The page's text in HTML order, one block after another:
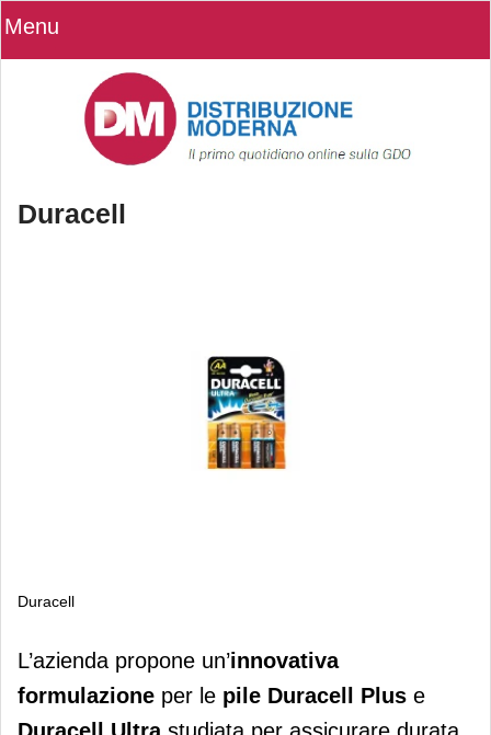
Menu
Duracell
Duracell
Duracell
L’azienda propone un’innovativa
formulazione per le pile Duracell Plus e
Duracell Ultrastudiata per assicurare durata